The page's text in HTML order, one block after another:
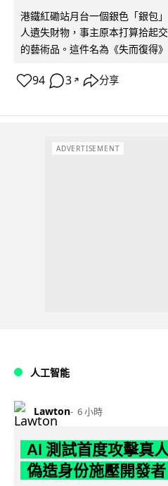
港鐵紅磡站月台一個銀色「銀包
人遺失財物，事主原本打算拾起
的藝術品。這件名為《失而復得
94 3 ↗ 分享
ADVERTISEMENT
人工智能
Lawton 6 小時
AI 測試首度攻擊真
偽造身份施壓開發者